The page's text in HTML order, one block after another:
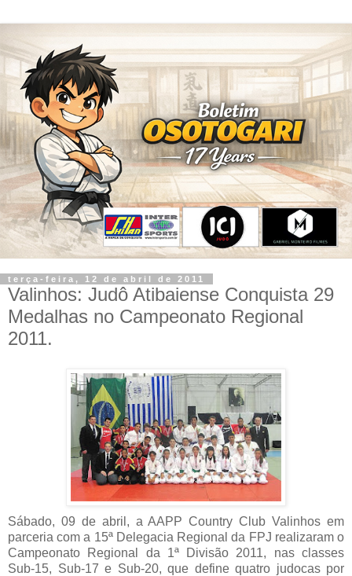
terça-feira, 12 de abril de 2011
Valinhos: Judô Atibaiense Conquista 29
Medalhas no Campeonato Regional
2011.
Sábado, 09 de abril, a AAPP Country Club Valinhos em
parceria com a 15ª Delegacia Regional da FPJ realizaram o
Campeonato Regional da 1ª Divisão 2011, nas classes
Sub-15, Sub-17 e Sub-20, que define quatro judocas por